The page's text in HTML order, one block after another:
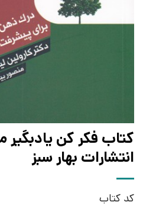
کتاب فکر کن
انتشارات بهار سبز
کد کتاب